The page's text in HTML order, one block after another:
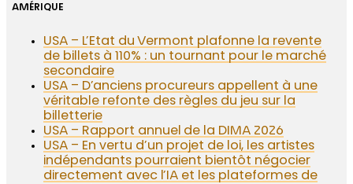
AMÉRIQUE
USA – L’Etat du Vermont plafonne la revente
de billets à 110% : un tournant pour le marché
secondaire
USA – D’anciens procureurs appellent à une
véritable refonte des règles du jeu sur la
billetterie
USA – Rapport annuel de la DIMA 2026
USA – En vertu d’un projet de loi, les artistes
indépendants pourraient bientôt négocier
directement avec l’IA et les plateformes de